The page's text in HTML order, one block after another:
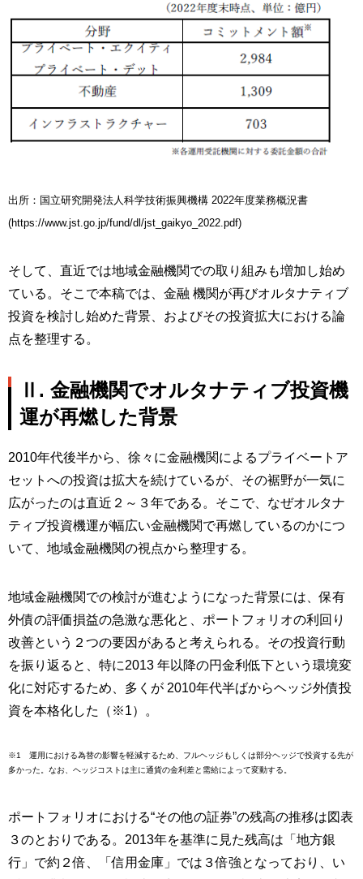
出所：国立研究開発法人科学技術振興機構 2022年度業務概況書
(https://www.jst.go.jp/fund/dl/jst_gaikyo_2022.pdf)
そして、直近では地域金融機関での取り組みも増加し始め
ている。そこで本稿では、金融 機関が再びオルタナティブ
投資を検討し始めた背景、およびその投資拡大における論
点を整理する。
Ⅱ. 金融機関でオルタナティブ投資機
運が再燃した背景
2010年代後半から、徐々に金融機関によるプライベートア
セットへの投資は拡大を続けているが、その裾野が一気に
広がったのは直近２～３年である。そこで、なぜオルタナ
ティブ投資機運が幅広い金融機関で再燃しているのかにつ
いて、地域金融機関の視点から整理する。
地域金融機関での検討が進むようになった背景には、保有
外債の評価損益の急激な悪化と、ポートフォリオの利回り
改善という２つの要因があると考えられる。その投資行動
を振り返ると、特に2013 年以降の円金利低下という環境変
化に対応するため、多くが 2010年代半ばからヘッジ外債投
資を本格化した（※1）。
※1 運用における為替の影響を軽減するため、フルヘッジもしくは部分ヘッジで投資する先が
多かった。なお、ヘッジコストは主に通貨の金利差と需給によって変動する。
ポートフォリオにおける“その他の証券”の残高の推移は図表
３のとおりである。2013年を基準に見た残高は「地方銀
行」で約２倍、「信用金庫」では３倍強となっており、い